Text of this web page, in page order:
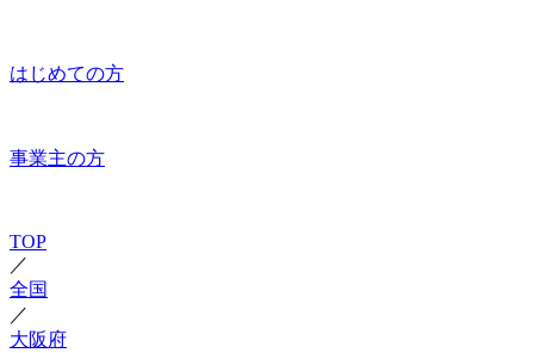
はじめての方
事業主の方
TOP
／
全国
／
大阪府